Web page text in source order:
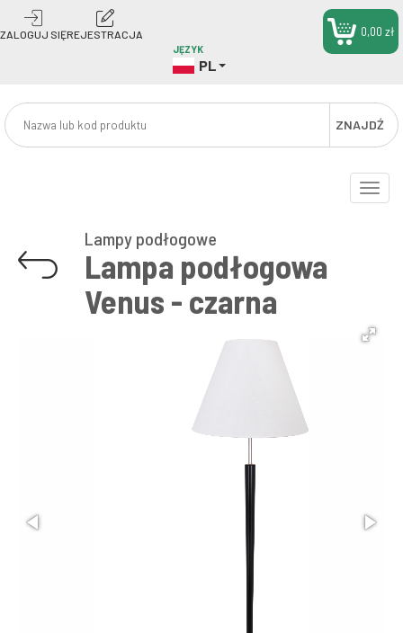
ZALOGUJ SIĘREJESTRACJA
JĘZYK
PL
ZNAJDŹ
0,00 zł
Toggle
Lampy podłogowe
Lampa podłogowa
Venus - czarna